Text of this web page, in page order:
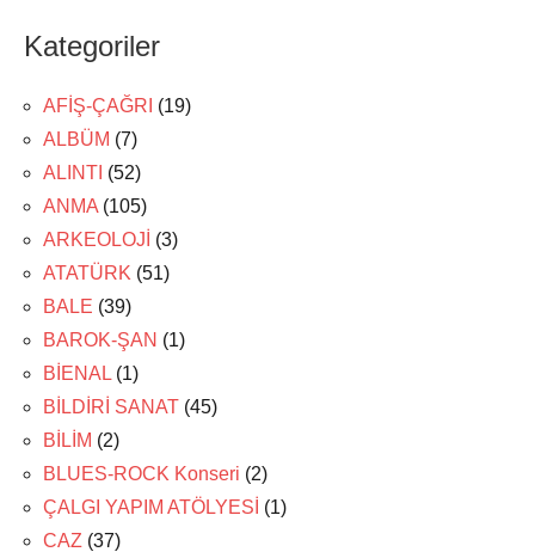
Kategoriler
AFİŞ-ÇAĞRI (19)
ALBÜM (7)
ALINTI (52)
ANMA (105)
ARKEOLOJİ (3)
ATATÜRK (51)
BALE (39)
BAROK-ŞAN (1)
BİENAL (1)
BİLDİRİ SANAT (45)
BİLİM (2)
BLUES-ROCK Konseri (2)
ÇALGI YAPIM ATÖLYESİ (1)
CAZ (37)